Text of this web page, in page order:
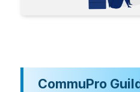
CommuPro